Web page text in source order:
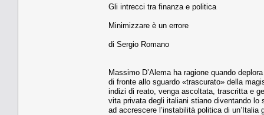
Gli intrecci tra finanza e politica
Minimizzare è un errore
di Sergio Romano
Massimo D’Alema ha ragione quando
di fronte allo sguardo «trascurato» della
indizi di reato, venga ascoltata, trascritta e
vita privata degli italiani stiano diventando lo
ad accrescere l’instabilità politica di